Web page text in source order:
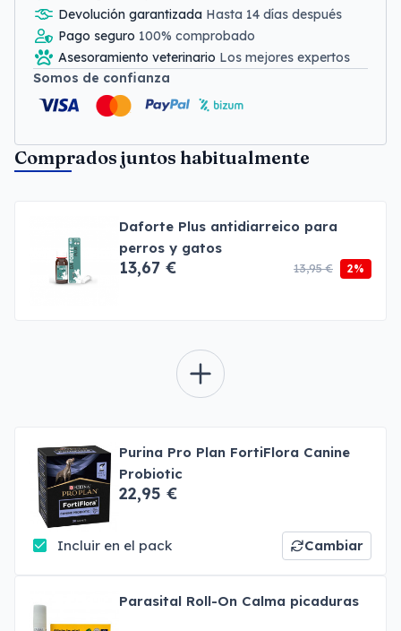
Devolución garantizada Hasta 14 días después
Pago seguro 100% comprobado
Asesoramiento veterinario Los mejores expertos
Somos de confianza
Comprados juntos habitualmente
Daforte Plus antidiarreico para
perros y gatos
13,67 € 13,95 € 2%
Purina Pro Plan FortiFlora Canine
Probiotic
22,95 €
Incluir en el pack Cambiar
Parasital Roll-On Calma picaduras